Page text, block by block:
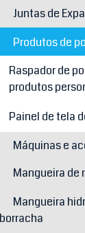
Juntas de
Produtos de
Raspador de
produtos
Painel de tela
Máquinas e
Mangueira de
Mangueira
borracha